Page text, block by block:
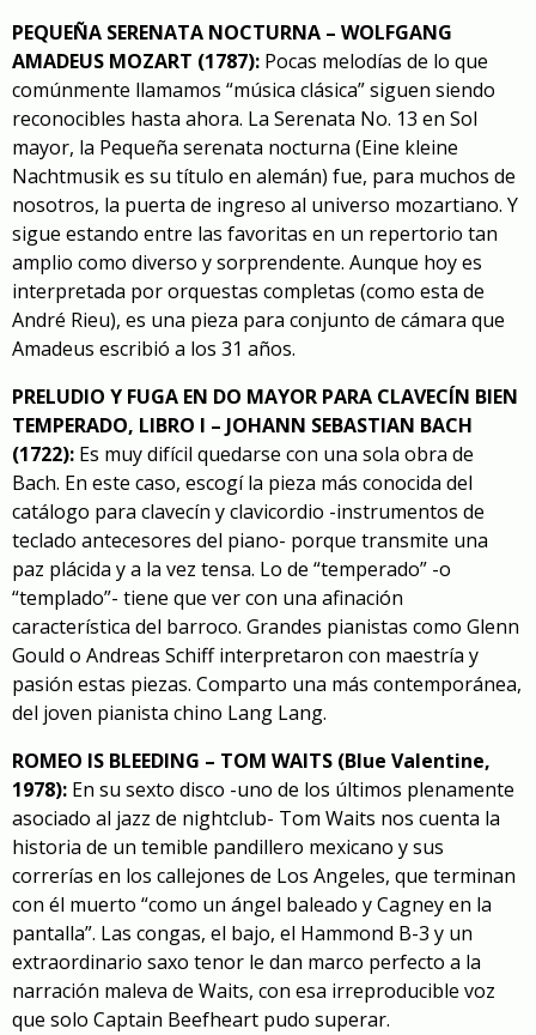
PEQUEÑA SERENATA NOCTURNA – WOLFGANG
AMADEUS MOZART (1787): Pocas melodías de lo que
comúnmente llamamos “música clásica” siguen siendo
reconocibles hasta ahora. La Serenata No. 13 en Sol
mayor, la Pequeña serenata nocturna (Eine kleine
Nachtmusik es su título en alemán) fue, para muchos de
nosotros, la puerta de ingreso al universo mozartiano. Y
sigue estando entre las favoritas en un repertorio tan
amplio como diverso y sorprendente. Aunque hoy es
interpretada por orquestas completas (como esta de
André Rieu), es una pieza para conjunto de cámara que
Amadeus escribió a los 31 años.
PRELUDIO Y FUGA EN DO MAYOR PARA CLAVECÍN BIEN
TEMPERADO, LIBRO I – JOHANN SEBASTIAN BACH
(1722): Es muy difícil quedarse con una sola obra de
Bach. En este caso, escogí la pieza más conocida del
catálogo para clavecín y clavicordio -instrumentos de
teclado antecesores del piano- porque transmite una
paz plácida y a la vez tensa. Lo de “temperado” -o
“templado”- tiene que ver con una afinación
característica del barroco. Grandes pianistas como Glenn
Gould o Andreas Schiff interpretaron con maestría y
pasión estas piezas. Comparto una más contemporánea,
del joven pianista chino Lang Lang.
ROMEO IS BLEEDING – TOM WAITS (Blue Valentine,
1978): En su sexto disco -uno de los últimos plenamente
asociado al jazz de nightclub- Tom Waits nos cuenta la
historia de un temible pandillero mexicano y sus
correrías en los callejones de Los Angeles, que terminan
con él muerto “como un ángel baleado y Cagney en la
pantalla”. Las congas, el bajo, el Hammond B-3 y un
extraordinario saxo tenor le dan marco perfecto a la
narración maleva de Waits, con esa irreproducible voz
que solo Captain Beefheart pudo superar.